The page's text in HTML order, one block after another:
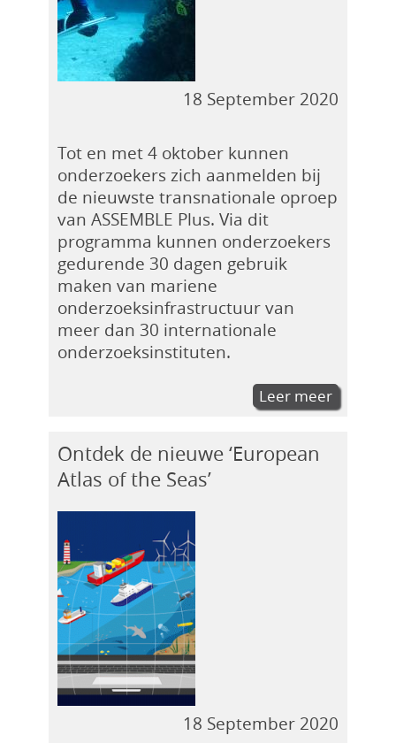
18 September 2020
Tot en met 4 oktober kunnen
onderzoekers zich aanmelden bij
de nieuwste transnationale oproep
van ASSEMBLE Plus. Via dit
programma kunnen onderzoekers
gedurende 30 dagen gebruik
maken van mariene
onderzoeksinfrastructuur van
meer dan 30 internationale
onderzoeksinstituten.
Leer meer
Ontdek de nieuwe ‘European
Atlas of the Seas’
18 September 2020